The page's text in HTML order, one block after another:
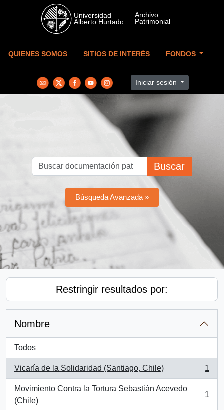
Skip to main content
QUIENES SOMOS SITIOS DE INTERÉS FONDOS
Iniciar sesión
Buscar
Búsqueda Avanzada »
Restringir resultados por:
Nombre
Todos
Vicaría de la Solidaridad (Santiago, Chile)
, 1 resultados
1
Movimiento Contra la Tortura Sebastián Acevedo
(Chile)
, 1 resultados
1